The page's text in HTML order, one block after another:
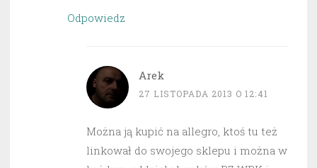
Odpowiedz
Arek
27 LISTOPADA 2013 O 12:41
Można ją kupić na allegro, ktoś tu też
linkował do swojego sklepu i można w